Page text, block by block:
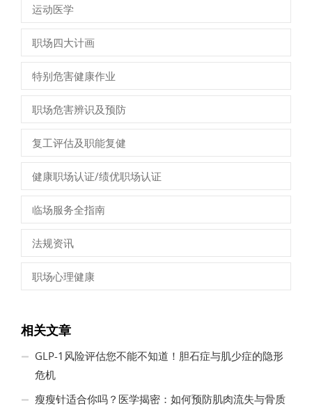
运动医学
职场四大计画
特别危害健康作业
职场危害辨识及预防
复工评估及职能复健
健康职场认证/绩优职场认证
临场服务全指南
法规资讯
职场心理健康
相关文章
GLP-1风险评估您不能不知道！胆石症与肌少症的隐形
危机
瘦瘦针适合你吗？医学揭密：如何预防肌肉流失与骨质